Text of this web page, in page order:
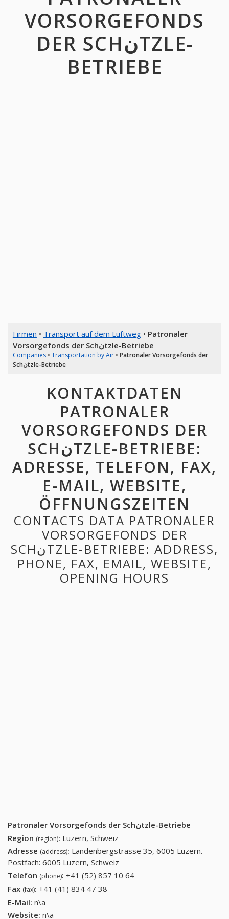
VORSORGEFONDS
DER SCHنTZLE-
BETRIEBE
Firmen • Transport auf dem Luftweg• Patronaler
Vorsorgefonds der Schنtzle-Betriebe
Companies• Transportation by Air• Patronaler Vorsorgefonds der
Schنtzle-Betriebe
KONTAKTDATEN
PATRONALER
VORSORGEFONDS DER
SCHنTZLE-BETRIEBE:
ADRESSE, TELEFON, FAX,
E-MAIL, WEBSITE,
ÖFFNUNGSZEITEN
CONTACTS DATA PATRONALER
VORSORGEFONDS DER
SCHنTZLE-BETRIEBE: ADDRESS,
PHONE, FAX, EMAIL, WEBSITE,
OPENING HOURS
Patronaler Vorsorgefonds der Schنtzle-Betriebe
Region (region): Luzern, Schweiz
Adresse (address): Landenbergstrasse 35, 6005 Luzern.
Postfach: 6005 Luzern, Schweiz
Telefon (phone): +41 (52) 857 10 64
Fax (fax): +41 (41) 834 47 38
E-Mail: n\a
Website: n\a